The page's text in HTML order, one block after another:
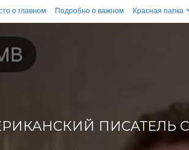
о главном Подробно о важном Красная папка
ПИСАТЕЛЬ